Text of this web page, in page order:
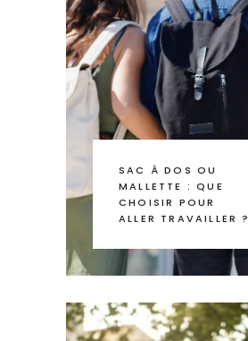
SAC À DOS OU
MALLETTE : QUE
CHOISIR POUR
ALLER TRAVAILLER ?